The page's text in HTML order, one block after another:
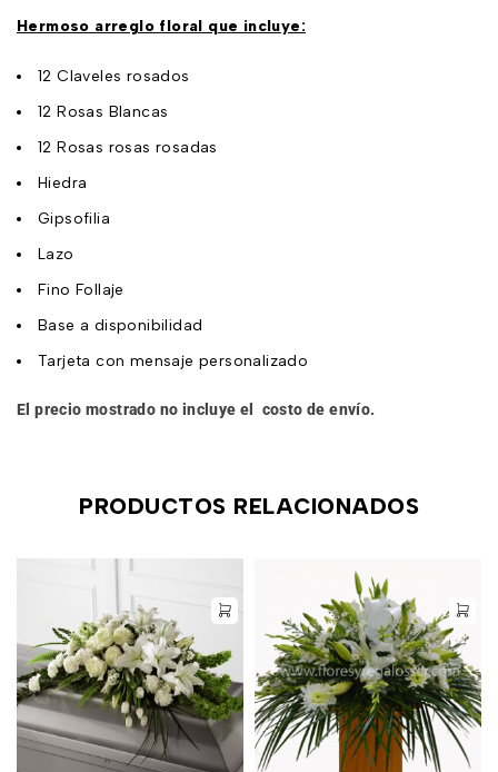
Hermoso arreglo floral que incluye:
12 Claveles rosados
12 Rosas Blancas
12 Rosas rosas rosadas
Hiedra
Gipsofilia
Lazo
Fino Follaje
Base a disponibilidad
Tarjeta con mensaje personalizado
El precio mostrado no incluye el costo de envío.
PRODUCTOS RELACIONADOS